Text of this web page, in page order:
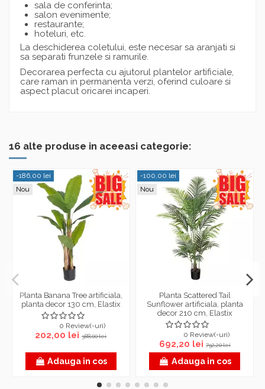
sala de conferinta;
salon evenimente;
restaurante;
hoteluri, etc.
La deschiderea coletului, este necesar sa aranjati si
sa separati frunzele si ramurile.
Decorarea perfecta cu ajutorul plantelor artificiale,
care raman in permanenta verzi, oferind culoare si
aspect placut oricarei incaperi.
16 alte produse in aceeasi categorie:
-186,00 lei
Nou
Planta Banana Tree artificiala,
planta decor 130 cm, Elastix
0 Review(-uri)
202,00 lei388,00 lei
Adauga in cos
-100,00 lei
Nou
Planta Scattered Tail
Sunflower artificiala, planta
decor 210 cm, Elastix
0 Review(-uri)
692,20 lei 792,20 lei
Adauga in cos